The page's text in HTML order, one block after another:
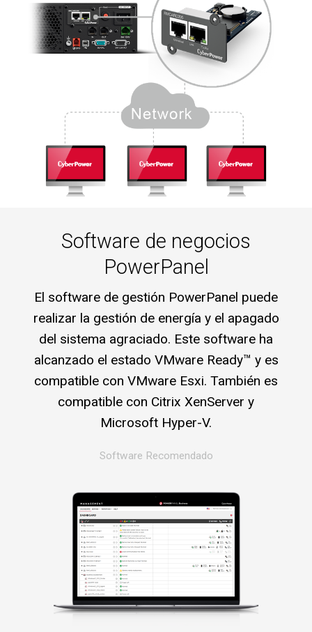
Software de negocios
PowerPanel
El software de gestión PowerPanel puede
realizar la gestión de energía y el apagado
del sistema agraciado. Este software ha
alcanzado el estado VMware Ready™ y es
compatible con VMware Esxi. También es
compatible con Citrix XenServer y
Microsoft Hyper-V.
Software Recomendado